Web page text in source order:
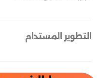
التطوير المستدام